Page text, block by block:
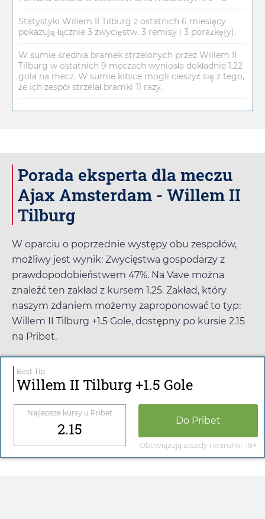
Statystyki Willem II Tilburg z ostatnich 6 miesięcy
pokazują łącznie 3 zwycięstw, 3 remisy i 3 porażkę(y).
W sumie średnia bramek strzelonych przez Willem II
Tilburg w ostatnich 9 meczach wyniosła dokładnie 1.22
gola na mecz. W sumie kibice mogli cieszyć się z tego,
że ich zespół strzelał bramki 11 razy.
Porada eksperta dla meczu
Ajax Amsterdam - Willem II
Tilburg
W oparciu o poprzednie występy obu zespołów,
możliwy jest wynik: Zwycięstwa gospodarzy z
prawdopodobieństwem 47%. Na Vave można
znaleźć ten zakład z kursem 1.25. Zakład, który
naszym zdaniem możemy zaproponować to typ:
Willem II Tilburg +1.5 Gole, dostępny po kursie 2.15
na Pribet.
Best Tip
Willem II Tilburg +1.5 Gole
Najlepsze kursy u Pribet
2.15 Do Pribet
Obowiązują zasady i warunki, 18+